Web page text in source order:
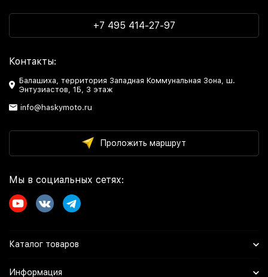
+7 495 414-27-97
Контакты:
Балашиха, территория Западная Коммунальная Зона, ш.
Энтузиастов, 1Б, 3 этаж
info@haskymoto.ru
Проложить маршрут
Мы в социальных сетях:
Каталог товаров
Информация